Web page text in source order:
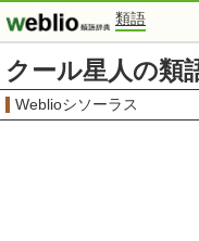
類語
クール星人の類
Weblioシソーラス